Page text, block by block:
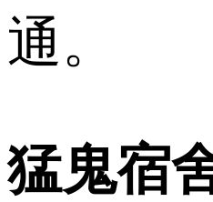
通。
猛鬼宿